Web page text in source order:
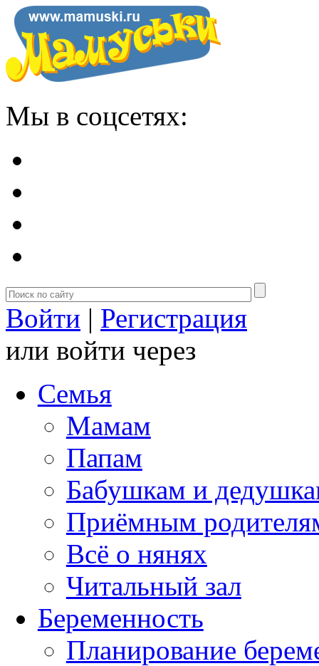
Мы в соцсетях:
Войти | Регистрация
или войти через
Семья
Мамам
Папам
Бабушкам и
Приёмным
Всё о нянях
Читальный зал
Беременность
Планирование